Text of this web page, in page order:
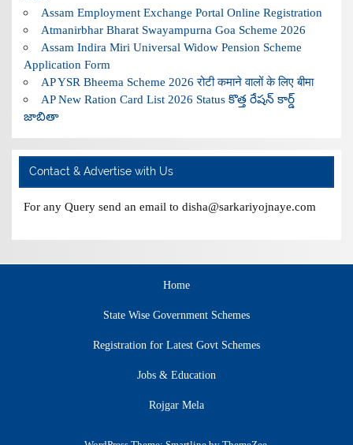
Assam Employment Exchange Portal Online Registration
Atmanirbhar Bharat Swayampurna Goa Scheme 2026
Assam Indira Miri Universal Widow Pension Scheme
Application Form
AP YSR Bheema Scheme 2026 रोटी कमाने वालों के लिए बीमा
AP New Ration Card List 2026 Status కొత్త రేషన్ కార్డ్
జాబితా
Contact & Advertise with Us
For any Query send an email to disha@sarkariyojnaye.com
Home
State Wise Government Schemes
Registration for Latest Govt Schemes
Jobs & Education
Rojgar Mela